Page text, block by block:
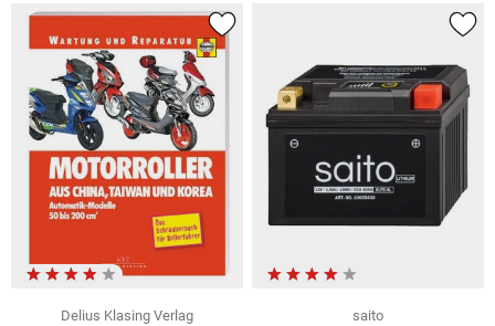
Delius Klasing Verlag
saito